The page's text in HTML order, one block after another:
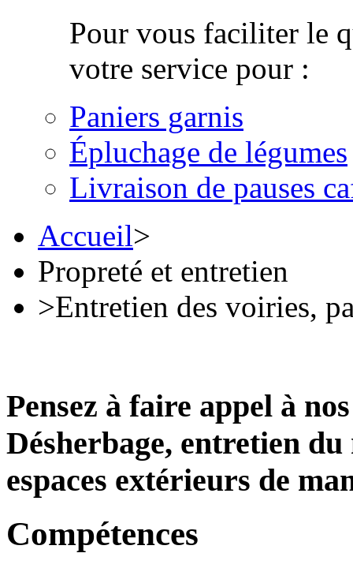
Pour vous faciliter le
votre service pour :
Paniers garnis
Épluchage de légumes
Livraison de pauses
Accueil>
Propreté et entretien
>Entretien des voiries,
Pensez à faire appel à
Désherbage, entretien
espaces extérieurs de
Compétences